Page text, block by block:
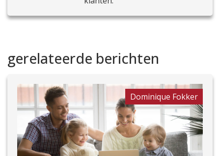
gerelateerde berichten
Dominique Fokker